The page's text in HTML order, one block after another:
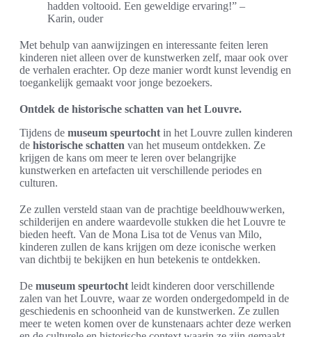
hadden voltooid. Een geweldige ervaring!” –
Karin, ouder
Met behulp van aanwijzingen en interessante feiten leren
kinderen niet alleen over de kunstwerken zelf, maar ook over
de verhalen erachter. Op deze manier wordt kunst levendig en
toegankelijk gemaakt voor jonge bezoekers.
Ontdek de historische schatten van het Louvre.
Tijdens de museum speurtocht in het Louvre zullen kinderen
de historische schatten van het museum ontdekken. Ze
krijgen de kans om meer te leren over belangrijke
kunstwerken en artefacten uit verschillende periodes en
culturen.
Ze zullen versteld staan van de prachtige beeldhouwwerken,
schilderijen en andere waardevolle stukken die het Louvre te
bieden heeft. Van de Mona Lisa tot de Venus van Milo,
kinderen zullen de kans krijgen om deze iconische werken
van dichtbij te bekijken en hun betekenis te ontdekken.
De museum speurtocht leidt kinderen door verschillende
zalen van het Louvre, waar ze worden ondergedompeld in de
geschiedenis en schoonheid van de kunstwerken. Ze zullen
meer te weten komen over de kunstenaars achter deze werken